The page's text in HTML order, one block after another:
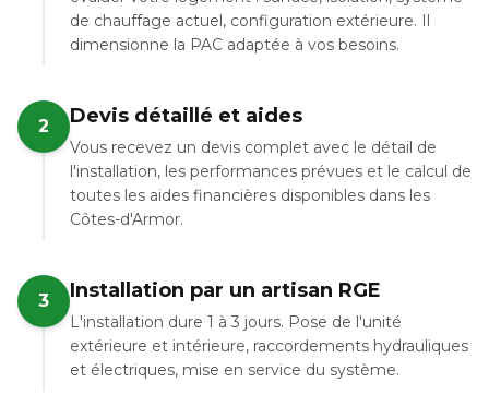
de chauffage actuel, configuration extérieure. Il
dimensionne la PAC adaptée à vos besoins.
2 Devis détaillé et aides
Vous recevez un devis complet avec le détail de
l'installation, les performances prévues et le calcul de
toutes les aides financières disponibles dans les
Côtes-d'Armor.
3 Installation par un artisan RGE
L'installation dure 1 à 3 jours. Pose de l'unité
extérieure et intérieure, raccordements hydrauliques
et électriques, mise en service du système.